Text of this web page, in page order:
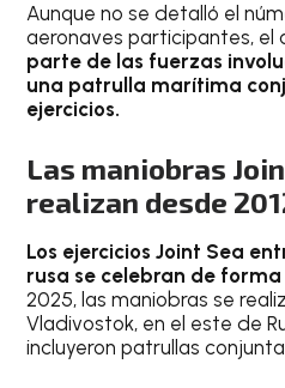
Aunque no se detalló el
aeronaves participantes, el
parte de las fuerzas
una patrulla marítima
ejercicios.
Las maniobras
realizan desde
Los ejercicios Joint Sea
rusa se celebran de forma
2025, las maniobras se
Vladivostok, en el este de
incluyeron patrullas